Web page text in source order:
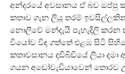
අන්දරයේ අවසානය ඒ බව ඔප්පු
කතාව ගැන ලියූ තරම්
නොලීවේ මන්දැයි පැහැදිලි
වියෝව විඳ ගත්තේ එළඹ සිටි
කතාවසානය දඩිබිඩියේ ලියා
ගයන අඩෝවැඩියාවෙන් තොරව